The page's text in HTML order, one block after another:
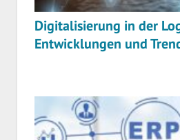
Digitalisierung in der
Entwicklungen und